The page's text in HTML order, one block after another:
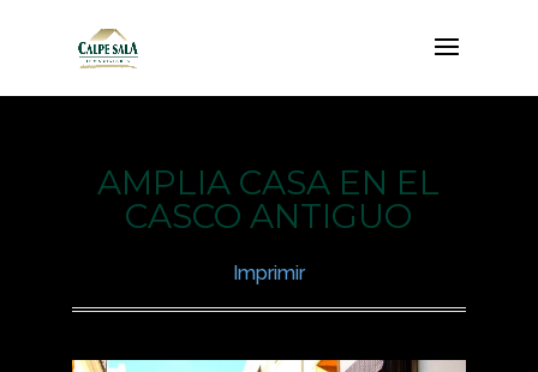
AMPLIA CASA EN EL
CASCO ANTIGUO
Imprimir